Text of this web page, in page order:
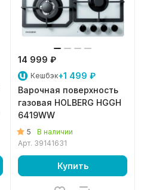
14 999 ₽
Кешбэк+1 499 ₽
Варочная поверхность
газовая HOLBERG HGGH
6419WW
5
В наличии
Арт. 39141631
Купить